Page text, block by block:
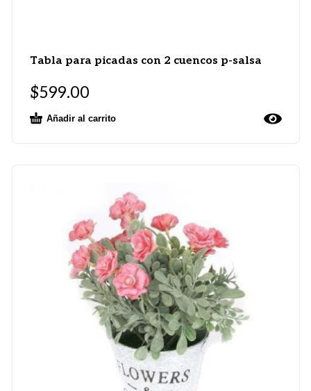
Tabla para picadas con 2 cuencos p-salsa
$599.00
Añadir al carrito